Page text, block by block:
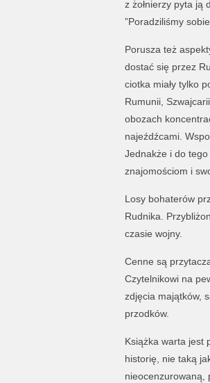
z żołnierzy pyta ją
”Poradziliśmy
Porusza też
dostać się przez
ciotka miały tylko
Rumunii,
obozach
najeźdźcami.
Jednakże i do tego
znajomościom i
Losy bohaterów
Rudnika.
czasie wojny.
Cenne są
Czytelnikowi na
zdjęcia majątków,
przodków.
Książka warta jest
historię, nie taką
nieocenzurowaną,